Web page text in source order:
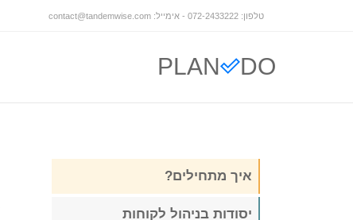
טלפון: 072-2433222 - אימייל: contact@tandemwise.com
PLAN DO
איך מתחילים?
יסודות בניהול לקוחות